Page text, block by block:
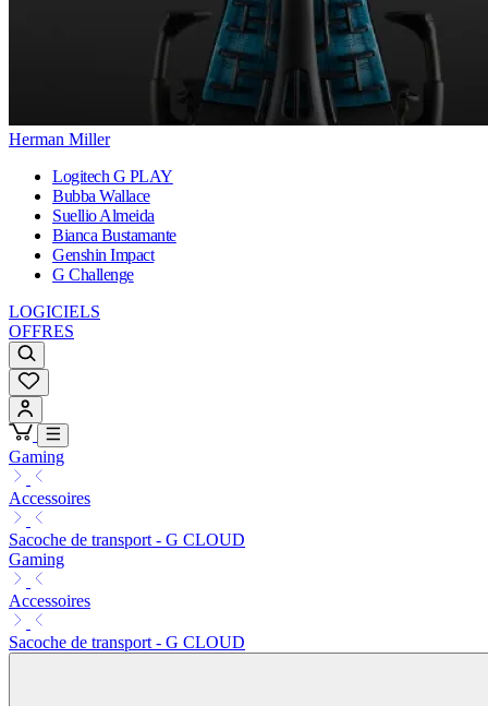
Herman Miller
Logitech G PLAY
Bubba Wallace
Suellio Almeida
Bianca Bustamante
Genshin Impact
G Challenge
LOGICIELS
OFFRES
Gaming
Accessoires
Sacoche de transport - G CLOUD
Gaming
Accessoires
Sacoche de transport - G CLOUD